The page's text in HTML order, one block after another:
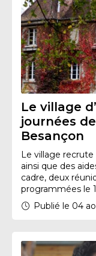
Le village
journées
Besançon
Le village
ainsi que des
cadre, deux
programmées le
Publié le 04